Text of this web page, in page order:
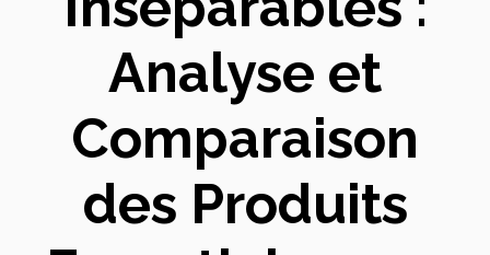
Analyse et
Comparaison
des Produits